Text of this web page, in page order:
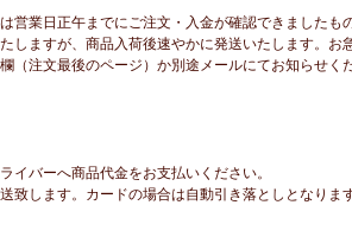
営業日正午までにご注文・入金が確認できましたも
しますが、商品入荷後速やかに発送いたします。お
（注文最後のページ）か別途メールにてお知らせく
イバーへ商品代金をお支払いください。
致します。カードの場合は自動引き落としとなります